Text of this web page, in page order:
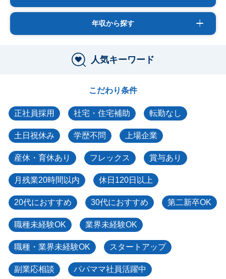
年収から探す
人気キーワード
こだわり条件
正社員採用 社宅・住宅補助 転勤なし
土日祝休み 学歴不問 上場企業
産休・育休あり フレックス 賞与あり
月残業20時間以内 休日120日以上
20代におすすめ 30代におすすめ 第二新卒OK
職種未経験OK 業界未経験OK
職種・業界未経験OK スタートアップ
副業応相談 パパママ社員活躍中